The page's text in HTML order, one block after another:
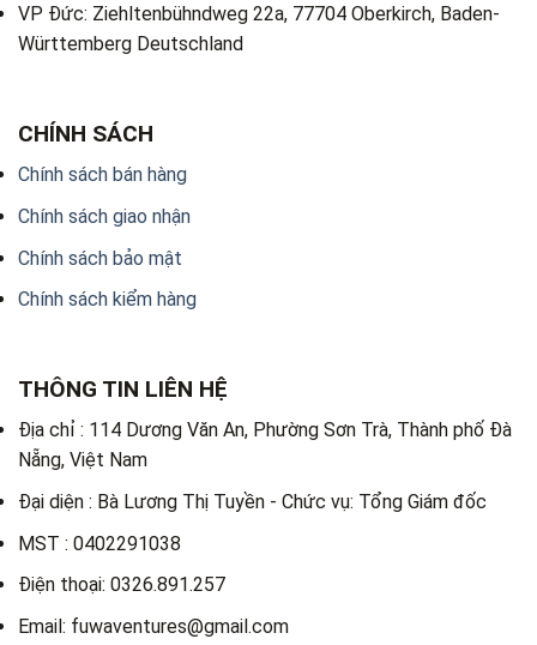
VP Đức: Ziehltenbühndweg 22a, 77704 Oberkirch, Baden-
Württemberg Deutschland
CHÍNH SÁCH
Chính sách bán hàng
Chính sách giao nhận
Chính sách bảo mật
Chính sách kiểm hàng
THÔNG TIN LIÊN HỆ
Địa chỉ : 114 Dương Văn An, Phường Sơn Trà, Thành phố Đà
Nẵng, Việt Nam
Đại diện : Bà Lương Thị Tuyền - Chức vụ: Tổng Giám đốc
MST : 0402291038
Điện thoại: 0326.891.257
Email: fuwaventures@gmail.com